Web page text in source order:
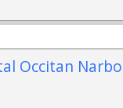
Occitan